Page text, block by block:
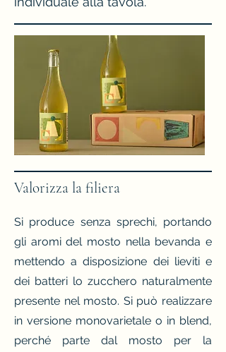
Valorizza la filiera
Si produce senza sprechi, portando
gli aromi del mosto nella bevanda e
mettendo a disposizione dei lieviti e
dei batteri lo zucchero naturalmente
presente nel mosto. Si può realizzare
in versione monovarietale o in blend,
perché parte dal mosto per la